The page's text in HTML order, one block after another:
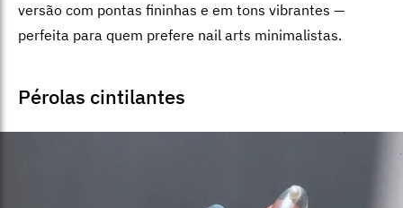
versão com pontas fininhas e em tons vibrantes —
perfeita para quem prefere nail arts minimalistas.
Pérolas cintilantes